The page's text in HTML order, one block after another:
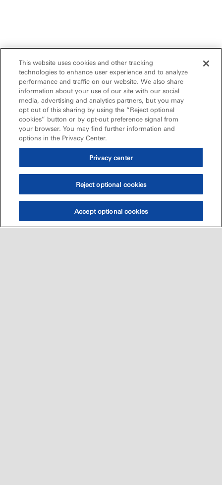
This website uses cookies and other tracking
technologies to enhance user experience and to analyze
performance and traffic on our website. We also share
information about your use of our site with our social
media, advertising and analytics partners, but you may
opt out of this sharing by using the “Reject optional
cookies” button or by opt-out preference signal from
your browser. You may find further information and
options in the Privacy Center.
Privacy center
Reject optional cookies
Accept optional cookies